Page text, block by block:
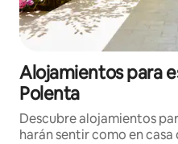
Alojamientos para
Polenta
Descubre alojamientos
harán sentir como en casa